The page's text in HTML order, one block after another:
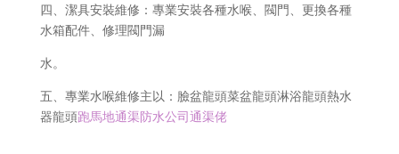
四、潔具安裝維修：專業安裝各種水喉、閥門、更換各種
水箱配件、修理閥門漏
水。
五、專業水喉維修主以：臉盆龍頭菜盆龍頭淋浴龍頭熱水
器龍頭跑馬地通渠防水公司通渠佬